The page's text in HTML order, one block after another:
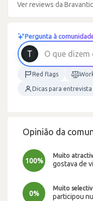
Ver reviews da Bravantic
Pergunta à
O que d izem
Red flags
Dicas para entrevista
Opinião da
100%
Muito
gostava de
0%
Muito
participou